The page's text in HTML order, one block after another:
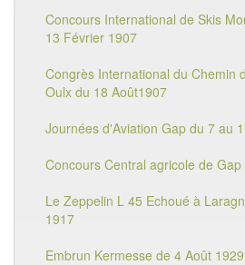
Concours International de Skis
13 Février 1907
Congrès International du Chemin
Oulx du 18 Août1907
Journées d'Aviation Gap du 7 au
Concours Central agricole de
Le Zeppelin L 45 Echoué à
1917
Embrun Kermesse de 4 Août 1929